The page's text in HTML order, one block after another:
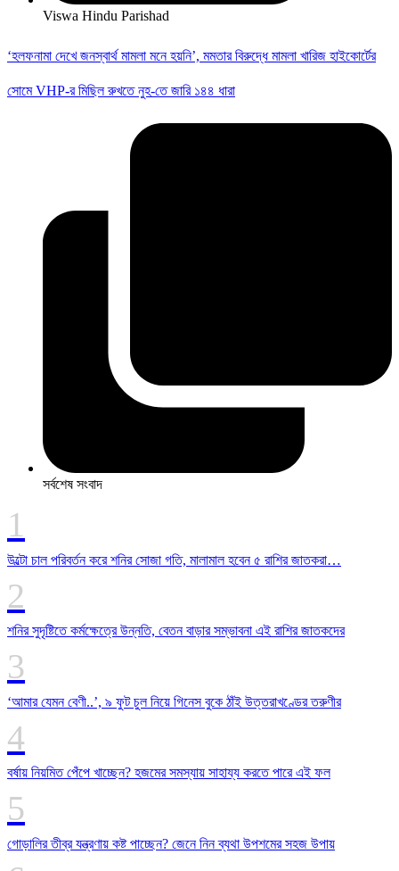
Viswa Hindu Parishad
‘হলফনামা দেখে জনস্বার্থ মামলা মনে হয়নি’, মমতার বিরুদ্ধে মামলা খারিজ হাইকোর্টের
সোমে VHP-র মিছিল রুখতে নুহ-তে জারি ১৪৪ ধারা
সর্বশেষ সংবাদ
উল্টো চাল পরিবর্তন করে শনির সোজা গতি, মালামাল হবেন ৫ রাশির জাতকরা…
শনির সুদৃষ্টিতে কর্মক্ষেত্রে উন্নতি, বেতন বাড়ার সম্ভাবনা এই রাশির জাতকদের
‘আমার যেমন বেণী..’, ৯ ফুট চুল নিয়ে গিনেস বুকে ঠাঁই উত্তরাখণ্ডের তরুণীর
বর্ষায় নিয়মিত পেঁপে খাচ্ছেন? হজমের সমস্যায় সাহায্য করতে পারে এই ফল
গোড়ালির তীব্র যন্ত্রণায় কষ্ট পাচ্ছেন? জেনে নিন ব্যথা উপশমের সহজ উপায়